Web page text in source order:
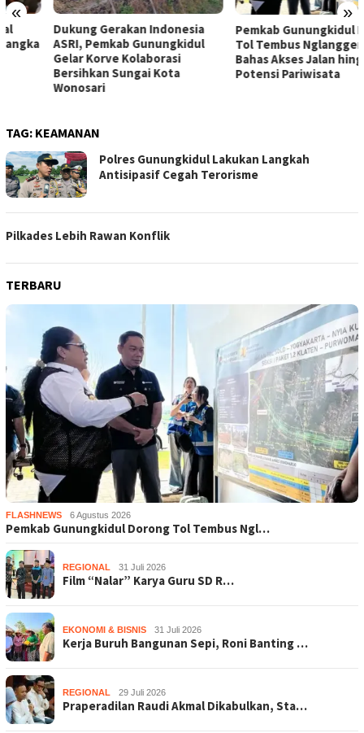
« »
Dukung Gerakan Indonesia
ASRI, Pemkab Gunungkidul
Gelar Korve Kolaborasi
Bersihkan Sungai Kota
Wonosari
Pemkab Gunungkidul Dorong
Tol Tembus Nglanggeran,
Bahas Akses Jalan hingga
Potensi Pariwisata
TAG: KEAMANAN
Polres Gunungkidul Lakukan Langkah
Antisipasif Cegah Terorisme
Pilkades Lebih Rawan Konflik
TERBARU
FLASHNEWS 6 Agustus 2026
Pemkab Gunungkidul Dorong Tol Tembus Ngl…
REGIONAL 31 Juli 2026
Film “Nalar” Karya Guru SD R…
EKONOMI & BISNIS 31 Juli 2026
Kerja Buruh Bangunan Sepi, Roni Banting …
REGIONAL 29 Juli 2026
Praperadilan Raudi Akmal Dikabulkan, Sta…